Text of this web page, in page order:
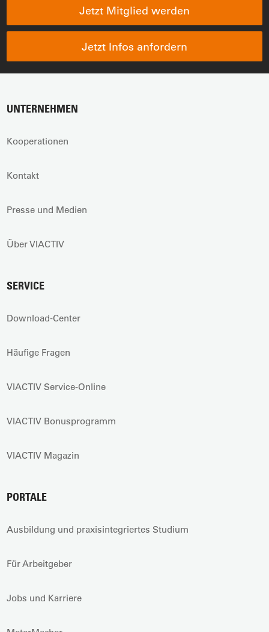
Jetzt Mitglied werden
Jetzt Infos anfordern
UNTERNEHMEN
Kooperationen
Kontakt
Presse und Medien
Über VIACTIV
SERVICE
Download-Center
Häufige Fragen
VIACTIV Service-Online
VIACTIV Bonusprogramm
VIACTIV Magazin
PORTALE
Ausbildung und praxisintegriertes Studium
Für Arbeitgeber
Jobs und Karriere